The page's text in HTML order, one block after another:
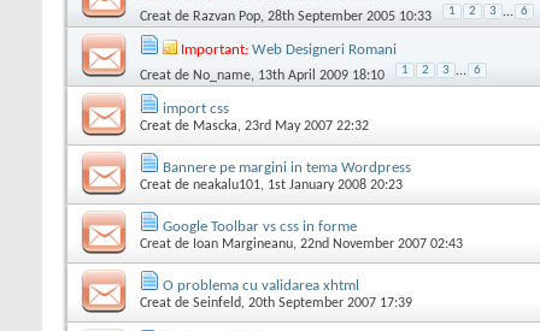
Creat de Razvan Pop, 28th September 2005 10:33 1 2 3 ... 6
Important: Web Designeri Romani
Creat de No_name, 13th April 2009 18:10 1 2 3 ... 6
import css
Creat de Mascka, 23rd May 2007 22:32
Bannere pe margini in tema Wordpress
Creat de neakalu101, 1st January 2008 20:23
Google Toolbar vs css in forme
Creat de Ioan Margineanu, 22nd November 2007 02:43
O problema cu validarea xhtml
Creat de Seinfeld, 20th September 2007 17:39